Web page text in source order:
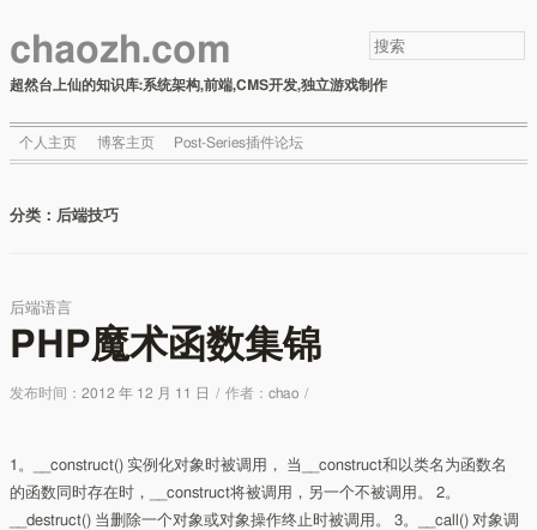
chaozh.com
超然台上仙的知识库:系统架构,前端,CMS开发,独立游戏制作
个人主页 博客主页 Post-Series插件论坛
分类： 后端技巧
后端语言
PHP魔术函数集锦
发布时间：2012 年 12 月 11 日 / 作者：chao /
1。__construct() 实例化对象时被调用， 当__construct和以类名为函数名
的函数同时存在时，__construct将被调用，另一个不被调用。 2。
__destruct() 当删除一个对象或对象操作终止时被调用。 3。__call() 对象调